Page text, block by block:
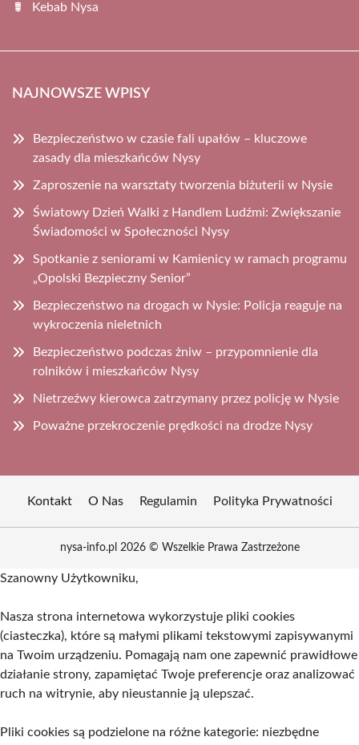
Kebab Nysa
NAJNOWSZE WPISY
Bezpieczeństwo w czasie fali upałów – kluczowe
zasady dla mieszkańców Nysy
Zaproszenie na warsztaty tworzenia biżuterii w Nysie
Światowy Dzień Walki z Handlem Ludźmi: Zwiększanie
Świadomości w Społeczności Nysy
Spotkanie z seniorami w Kamienicy w ramach programu
„Opolski Bezpieczny Senior”
Bezpieczeństwo na drogach w Nysie: Policja reaguje na
wykroczenia nieletnich
Bezpieczeństwo podczas żniw – przypomnienie dla
rolników i mieszkańców Nysy
Nietrzeźwy kierowca zatrzymany przez policję w Nysie
Poważne przekroczenie prędkości na drodze Nysy
Kontakt O Nas Regulamin Polityka Prywatności
nysa-info.pl 2026 © Wszelkie Prawa Zastrzeżone
Szanowny Użytkowniku,
Nasza strona internetowa wykorzystuje pliki cookies
(ciasteczka), które są małymi plikami tekstowymi zapisywanymi
na Twoim urządzeniu. Pomagają nam one zapewnić prawidłowe
działanie strony, zapamiętać Twoje preferencje oraz analizować
ruch na witrynie, aby nieustannie ją ulepszać.
Pliki cookies są podzielone na różne kategorie: niezbędne